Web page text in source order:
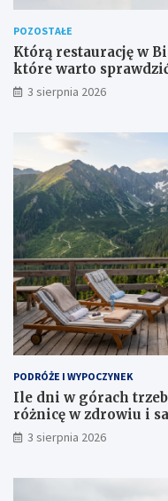
POZOSTAŁE
Którą restaurację w
które warto
3 sierpnia 2026
PODRÓŻE I WYPOCZYNEK
Ile dni w górach
różnicę w zdrowiu i
3 sierpnia 2026